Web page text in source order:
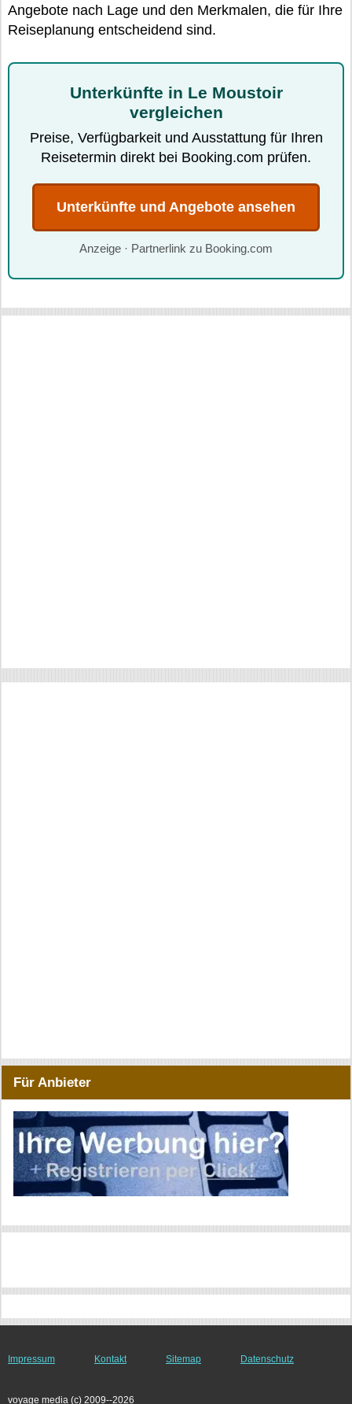
Angebote nach Lage und den Merkmalen, die für Ihre
Reiseplanung entscheidend sind.
Unterkünfte in Le Moustoir
vergleichen
Preise, Verfügbarkeit und Ausstattung für Ihren
Reisetermin direkt bei Booking.com prüfen.
Unterkünfte und Angebote ansehen
Anzeige · Partnerlink zu Booking.com
Für Anbieter
Impressum Kontakt Sitemap Datenschutz
voyage media (c) 2009--2026